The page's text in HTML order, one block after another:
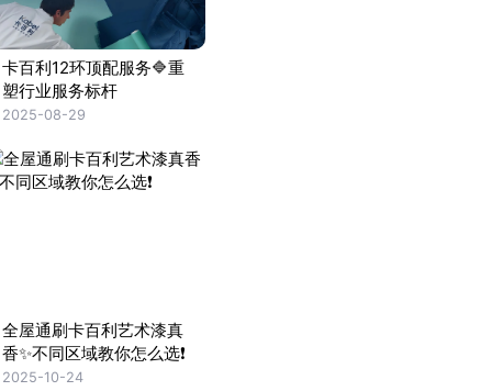
卡百利12环顶配服务🔷重
塑行业服务标杆
2025-08-29
全屋通刷卡百利艺术漆真
香✨不同区域教你怎么选❗
2025-10-24